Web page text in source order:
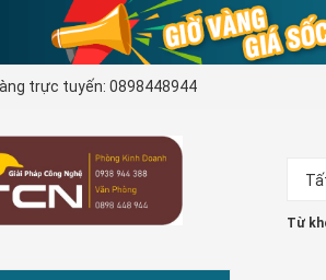
trực tuyến: 0898448944
Từ